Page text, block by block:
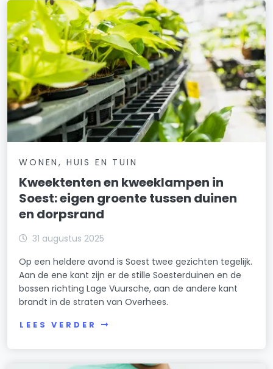
WONEN, HUIS EN TUIN
Kweektenten en kweeklampen in
Soest: eigen groente tussen duinen
en dorpsrand
31 augustus 2025
Op een heldere avond is Soest twee gezichten tegelijk.
Aan de ene kant zijn er de stille Soesterduinen en de
bossen richting Lage Vuursche, aan de andere kant
brandt in de straten van Overhees.
LEES VERDER